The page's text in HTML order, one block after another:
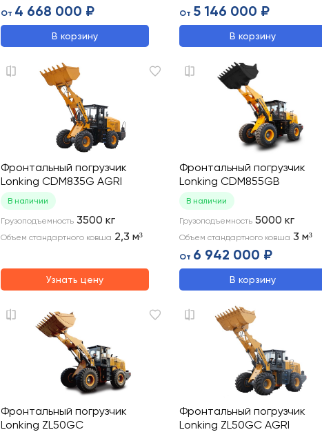
От 4 668 000 ₽
В корзину
От 5 146 000 ₽
В корзину
Фронтальный погрузчик
Lonking CDM835G AGRI
В наличии
Грузоподъемность 3500 кг
Объем стандартного ковша 2,3 м³
Узнать цену
Фронтальный погрузчик
Lonking CDM855GB
В наличии
Грузоподъемность 5000 кг
Объем стандартного ковша 3 м³
От 6 942 000 ₽
В корзину
Фронтальный погрузчик
Lonking ZL50GC
Фронтальный погрузчик
Lonking ZL50GC AGRI